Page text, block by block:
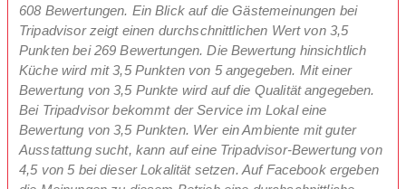
608 Bewertungen. Ein Blick auf die Gästemeinungen bei
Tripadvisor zeigt einen durchschnittlichen Wert von 3,5
Punkten bei 269 Bewertungen. Die Bewertung hinsichtlich
Küche wird mit 3,5 Punkten von 5 angegeben. Mit einer
Bewertung von 3,5 Punkte wird auf die Qualität angegeben.
Bei Tripadvisor bekommt der Service im Lokal eine
Bewertung von 3,5 Punkten. Wer ein Ambiente mit guter
Ausstattung sucht, kann auf eine Tripadvisor-Bewertung von
4,5 von 5 bei dieser Lokalität setzen. Auf Facebook ergeben